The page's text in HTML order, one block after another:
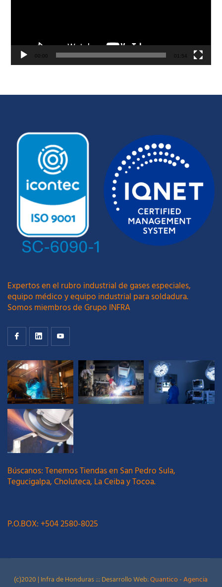
00:00 01:54
Expertos en el rubro industrial de gases especiales,
equipo médico y equipo industrial para soldadura.
Somos miembros de Grupo INFRA
Búscanos: Tenemos Tiendas en San Pedro Sula,
Tegucigalpa, Choluteca, La Ceiba y Tocoa.
P.O.BOX: +504 2580-8025
(c)2020 | Infra de Honduras ::: Desarrollo Web:Quantico - Agencia